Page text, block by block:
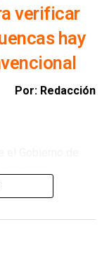
verificar
hay
Por: Redacción
Científicos y
de reducir la